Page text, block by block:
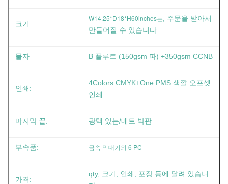
크기:
W14.25*D18*H60inches는 , 주문을 받아서
만들어질 수 있습니다
물자 B 플루트 (150gsm 파) +350gsm CCNB
인쇄:
4Colors CMYK+One PMS 색깔 오프셋
인쇄
마지막 끝: 광택 있는/매트 박판
부속품: 금속 막대기의 6 PC
가격:
qty, 크기, 인쇄, 포장 등에 달려 있습니